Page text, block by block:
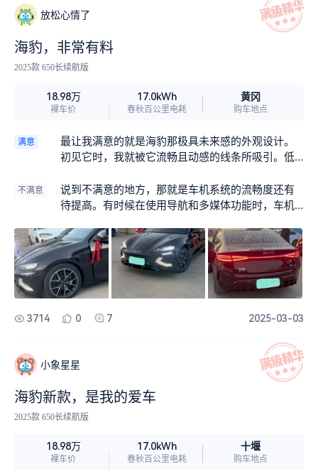
放松心情了
海豹，非常有料
2025款 650长续航版
18.98万
裸车价
17.0kWh
春秋百公里电耗
黄冈
购车地点
满意
最让我满意的就是海豹那极具未来感的外观设计。
初见它时，我就被它流畅且动感的线条所吸引。低
烈的运动气息。前脸的封闭式格栅与犀利的大灯组
完美融合，仿佛一双锐利的眼睛，极具辨识度。车
阻，提升了车辆的性能。车尾的贯穿式尾灯在夜晚
点亮后，宛如一条绚丽的光带，回头率超高。
不满意
说到不满意的地方，那就是车机系统的流畅度还有
待提高。有时候在使用导航和多媒体功能时，车机
3714 0 7 2025-03-03
小象星星
海豹新款，是我的爱车
2025款 650长续航版
18.98万
裸车价
17.0kWh
春秋百公里电耗
十堰
购车地点